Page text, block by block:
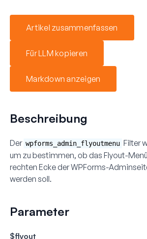
Artikel zusammenfassen
Für LLM kopieren
Markdown anzeigen
Beschreibung
Der wpforms_admin_flyoutmenu Filter
um zu bestimmen, ob das Flyout-
rechten Ecke der WPForms-
werden soll.
Parameter
$flyout